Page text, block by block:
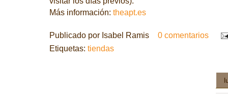
Más información: theapt.es
Publicado por Isabel Ramis
0 comentarios
Etiquetas: tiendas